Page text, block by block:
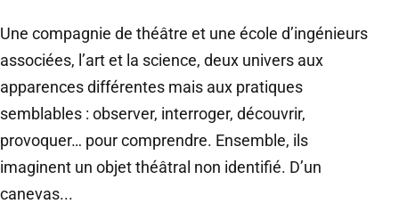
Une compagnie de théâtre et une école d’ingénieurs
associées, l’art et la science, deux univers aux
apparences différentes mais aux pratiques
semblables : observer, interroger, découvrir,
provoquer… pour comprendre. Ensemble, ils
imaginent un objet théâtral non identifié. D’un
canevas...